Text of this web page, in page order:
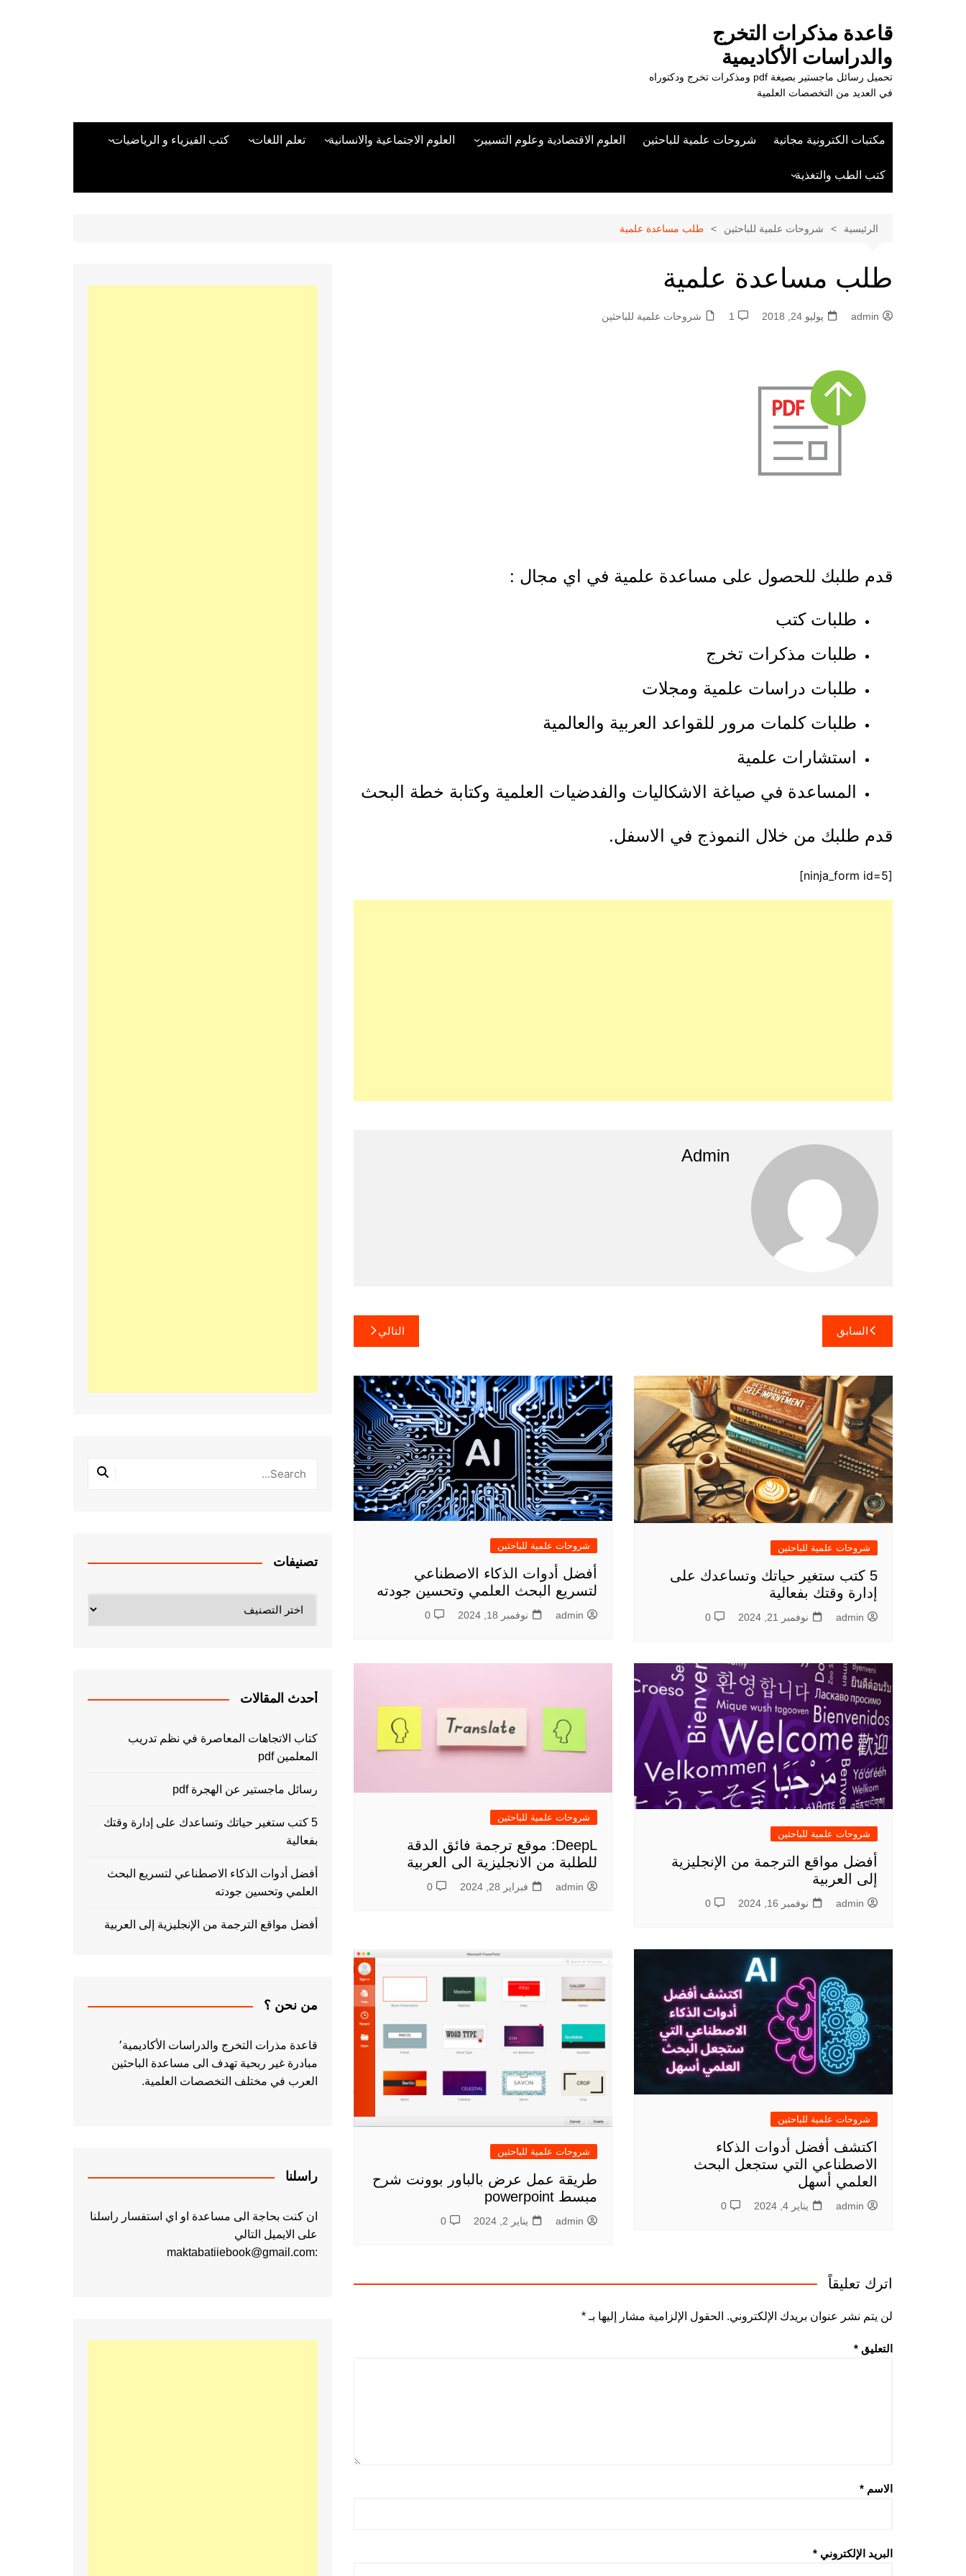
قاعدة مذكرات التخرج
والدراسات الأكاديمية
تحميل رسائل ماجستير بصيغة pdf ومذكرات تخرج ودكتوراه
في العديد من التخصصات العلمية
مكتبات الكترونية مجانية شروحات علمية للباحثين العلوم الاقتصادية وعلوم التسيير
علوم الادارة والموارد البشرية
العلوم الاجتماعية والانسانية تعلم اللغات
تعلم اللغة التركية
كتب الفيزياء و الرياضيات
كتب لغات البرمجة
كتب الطب والتغذية
الرئيسية شروحات علمية للباحثين طلب مساعدة علمية
طلب مساعدة علمية
admin يوليو 24, 2018 1 شروحات علمية للباحثين
قدم طلبك للحصول على مساعدة علمية في اي مجال :
طلبات كتب
طلبات مذكرات تخرج
طلبات دراسات علمية ومجلات
طلبات كلمات مرور للقواعد العربية والعالمية
استشارات علمية
المساعدة في صياغة الاشكاليات والفدضيات العلمية وكتابة خطة البحث
قدم طلبك من خلال النموذج في الاسفل.
[ninja_form id=5]
Admin
تصفّح
المقالات
السابق التالي
شروحات علمية للباحثين
5 كتب ستغير حياتك وتساعدك على
إدارة وقتك بفعالية
admin نوفمبر 21, 2024 0
شروحات علمية للباحثين
أفضل أدوات الذكاء الاصطناعي
لتسريع البحث العلمي وتحسين جودته
admin نوفمبر 18, 2024 0
شروحات علمية للباحثين
أفضل مواقع الترجمة من الإنجليزية
إلى العربية
admin نوفمبر 16, 2024 0
شروحات علمية للباحثين
DeepL: موقع ترجمة فائق الدقة
للطلبة من الانجليزية الى العربية
admin فبراير 28, 2024 0
شروحات علمية للباحثين
اكتشف أفضل أدوات الذكاء
الاصطناعي التي ستجعل البحث
العلمي أسهل
admin يناير 4, 2024 0
شروحات علمية للباحثين
طريقة عمل عرض بالباور بوونت شرح
مبسط powerpoint
admin يناير 2, 2024 0
اترك تعليقاً
لن يتم نشر عنوان بريدك الإلكتروني. الحقول الإلزامية مشار إليها بـ *
التعليق *
الاسم *
البريد الإلكتروني *
تصنيفات
أحدث المقالات
كتاب الاتجاهات المعاصرة في نظم تدريب
المعلمين pdf
رسائل ماجستير عن الهجرة pdf
5 كتب ستغير حياتك وتساعدك على إدارة وقتك
بفعالية
أفضل أدوات الذكاء الاصطناعي لتسريع البحث
العلمي وتحسين جودته
أفضل مواقع الترجمة من الإنجليزية إلى العربية
من نحن ؟
قاعدة مذرات التخرج والدراسات الأكاديمية٬
مبادرة غير ربحية تهدف الى مساعدة الباحثين
العرب في مختلف التخصصات العلمية.
راسلنا
ان كنت بحاجة الى مساعدة او اي استفسار راسلنا
على الايميل التالي
:maktabatiiebook@gmail.com